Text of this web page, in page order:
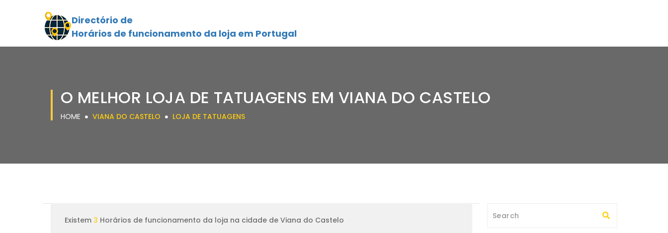
Directório de
Horários de funcionamento da loja em Portugal
O MELHOR LOJA DE TATUAGENS EM VIANA DO CASTELO
HOME VIANA DO CASTELO LOJA DE TATUAGENS
Existem 3 Horários de funcionamento da loja na cidade de Viana do Castelo